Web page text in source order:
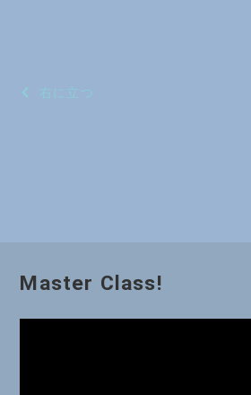
投
右に立つ
Master Class!